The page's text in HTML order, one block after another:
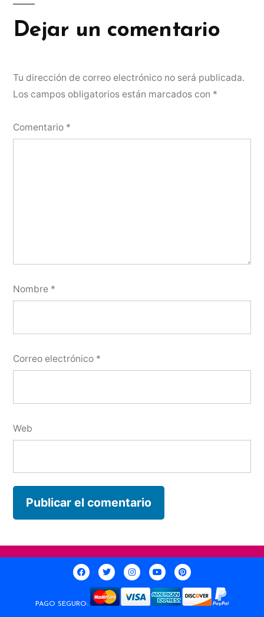
Dejar un comentario
Tu dirección de correo electrónico no será publicada.
Los campos obligatorios están marcados con *
Comentario *
Nombre *
Correo electrónico *
Web
PAGO SEGURO: